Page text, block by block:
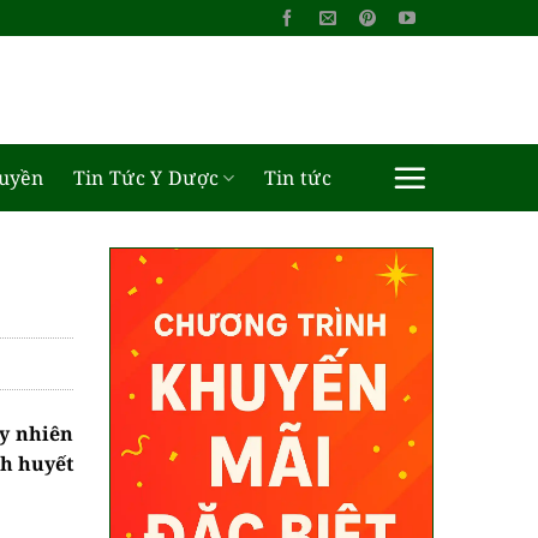
Tin Tức Y Dược Tin tức
nhiên
huyết